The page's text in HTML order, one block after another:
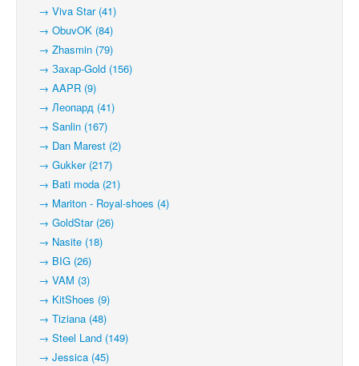
→ Viva Star (41)
→ ObuvOK (84)
→ Zhasmin (79)
→ Захар-Gold (156)
→ AAPR (9)
→ Леопард (41)
→ Sanlin (167)
→ Dan Marest (2)
→ Gukker (217)
→ Bati moda (21)
→ Mariton - Royal-shoes (4)
→ GoldStar (26)
→ Nasite (18)
→ BIG (26)
→ VAM (3)
→ KitShoes (9)
→ Tiziana (48)
→ Steel Land (149)
→ Jessica (45)